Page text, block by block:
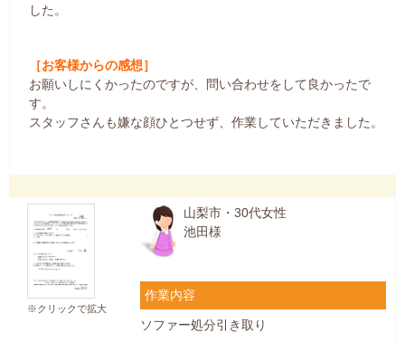
した。
［お客様からの感想］
お願いしにくかったのですが、問い合わせをして良かったで
す。
スタッフさんも嫌な顔ひとつせず、作業していただきました。
※クリックで拡大
山梨市・30代女性
池田様
作業内容
ソファー処分引き取り